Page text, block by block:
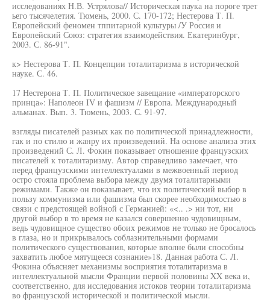
исследованиях Н.В. Устрялова// Историческая паука на пороге трет
ьего тысячелетия. Тюмень, 2000. С. 170-172; Нестерова Т. П.
Европейский феномен тппитарной культуры /У Россия и
Европейский Союз: стратегия взаимодействия. Екатеринбург,
2003. С. 86-91".
к> Нестерова Т. П. Концепции тоталитаризма в исторической
науке. С. 46.
17 Нестерона Т. П. Политическое завещание «императорского
принца»: Наполеон IV и фашизм // Европа. Международный
альманах. Вып. 3. Тюмень, 2003. С. 91-97.
взгляды писателей разных как по политической принадлежности,
гак и по стилю и жанру их произведений. На основе анализа этих
произведений С. Л. Фокин показывает отношение французских
писателей к тоталитаризму. Автор справедливо замечает, что
перед французскими интеллектуалами в межвоенный период
остро стояла проблема выбора между двумя тоталитарными
режимами. Также он показывает, что их политический выбор в
пользу коммунизма или фашизма был скорее необходимостью в
связи с предстоящей войной с Германией: «<.. .> ни тот, ни
другой выбор в то время не казался совершенно чудовищным,
ведь чудовищное существо обоих режимов не только не бросалось
в глаза, но и прикрывалось соблазнительными формами
политического существования, которые вполне были способны
захватить любое мятущееся сознание»18. Данная работа С. Л.
Фокина объясняет механизмы восприятия тоталитаризма в
интеллектуальной мысли Франции первой половины XX века и,
соответственно, для исследования истоков теории тоталитаризма
во французской исторической и политической мысли.